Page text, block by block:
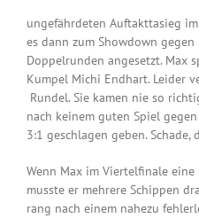
ungefährdeten Auftakttasieg
es dann zum Showdown
Doppelrunden angesetzt. Max
Kumpel Michi Endhart. Leider
Rundel. Sie kamen nie so
nach keinem guten Spiel
3:1 geschlagen geben.
Wenn Max im Viertelfinale
musste er mehrere Schippen
rang nach einem nahezu